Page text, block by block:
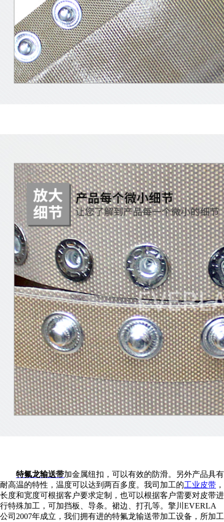
特氟龙输送带加金属纽扣，可以有效的防滑。另外产品具有
耐高温的特性，温度可以达到两百多度。我司加工的工业皮带 ，
长度和宽度可根据客户要求定制，也可以根据客户需要对皮带进
行特殊加工，可加挡板、导条。裙边、打孔等。擎川EVERLA
公司2007年成立，我们拥有进的特氟龙输送带加工设备，所加工